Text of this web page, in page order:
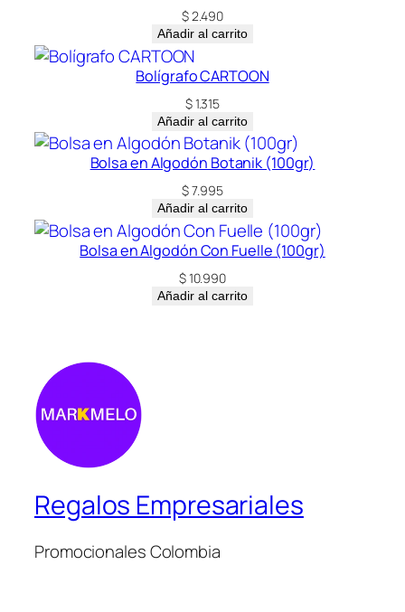
$2.490
Añadir al carrito
Bolígrafo CARTOON
$1.315
Añadir al carrito
Bolsa en Algodón Botanik (100gr)
$7.995
Añadir al carrito
Bolsa en Algodón Con Fuelle (100gr)
$10.990
Añadir al carrito
Regalos Empresariales
Promocionales Colombia